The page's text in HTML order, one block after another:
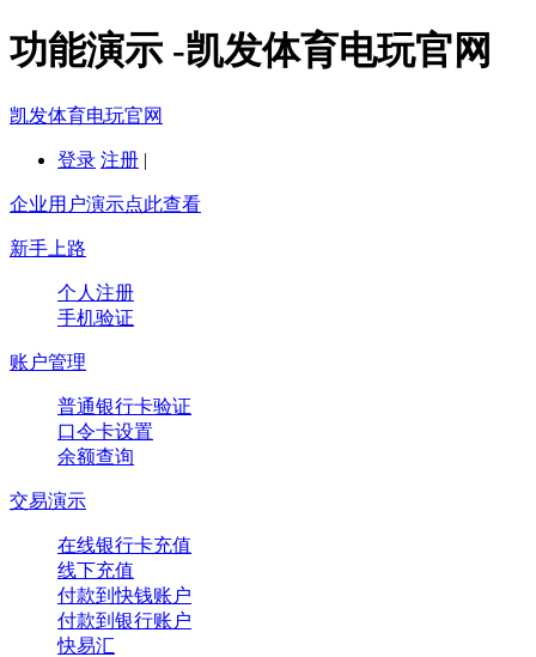
功能演示 -凯发体育电玩官网
凯发体育电玩官网
登录 注册 |
企业用户演示点此查看
新手上路
个人注册
手机验证
账户管理
普通银行卡验证
口令卡设置
余额查询
交易演示
在线银行卡充值
线下充值
付款到快钱账户
付款到银行账户
快易汇